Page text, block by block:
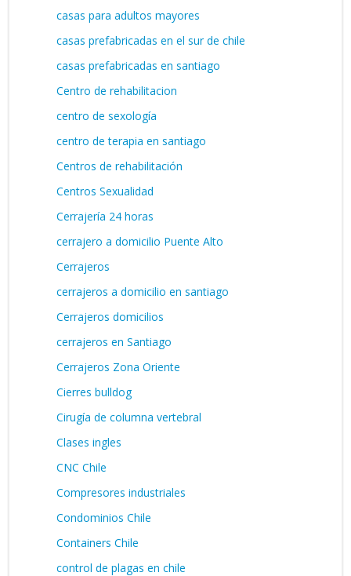
casas para adultos mayores
casas prefabricadas en el sur de chile
casas prefabricadas en santiago
Centro de rehabilitacion
centro de sexología
centro de terapia en santiago
Centros de rehabilitación
Centros Sexualidad
Cerrajería 24 horas
cerrajero a domicilio Puente Alto
Cerrajeros
cerrajeros a domicilio en santiago
Cerrajeros domicilios
cerrajeros en Santiago
Cerrajeros Zona Oriente
Cierres bulldog
Cirugía de columna vertebral
Clases ingles
CNC Chile
Compresores industriales
Condominios Chile
Containers Chile
control de plagas en chile